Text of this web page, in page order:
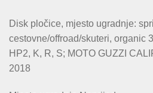
Disk pločice, mjesto ugradnje:
cestovne/offroad/skuteri, organic
HP2, K, R, S; MOTO GUZZI
2018